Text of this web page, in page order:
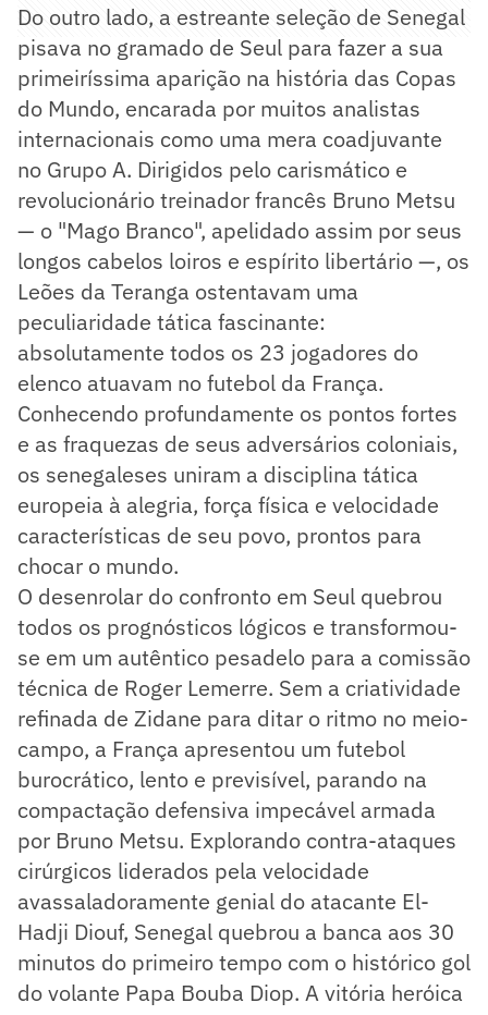
Do outro lado, a estreante seleção de Senegal
pisava no gramado de Seul para fazer a sua
primeiríssima aparição na história das Copas
do Mundo, encarada por muitos analistas
internacionais como uma mera coadjuvante
no Grupo A. Dirigidos pelo carismático e
revolucionário treinador francês Bruno Metsu
— o "Mago Branco", apelidado assim por seus
longos cabelos loiros e espírito libertário —, os
Leões da Teranga ostentavam uma
peculiaridade tática fascinante:
absolutamente todos os 23 jogadores do
elenco atuavam no futebol da França.
Conhecendo profundamente os pontos fortes
e as fraquezas de seus adversários coloniais,
os senegaleses uniram a disciplina tática
europeia à alegria, força física e velocidade
características de seu povo, prontos para
chocar o mundo.
O desenrolar do confronto em Seul quebrou
todos os prognósticos lógicos e transformou-
se em um autêntico pesadelo para a comissão
técnica de Roger Lemerre. Sem a criatividade
refinada de Zidane para ditar o ritmo no meio-
campo, a França apresentou um futebol
burocrático, lento e previsível, parando na
compactação defensiva impecável armada
por Bruno Metsu. Explorando contra-ataques
cirúrgicos liderados pela velocidade
avassaladoramente genial do atacante El-
Hadji Diouf, Senegal quebrou a banca aos 30
minutos do primeiro tempo com o histórico gol
do volante Papa Bouba Diop. A vitória heróica